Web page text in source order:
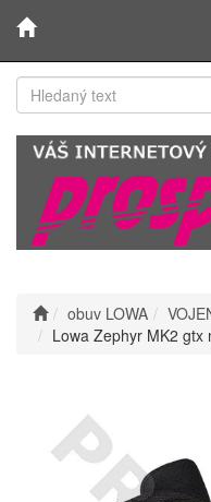
obuv LOWA
Lowa Zephyr MK2 gtx